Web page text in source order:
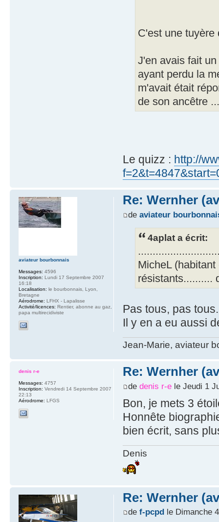
C'est une tuyère
J'en avais fait
ayant perdu la
m'avait était
de son ancêtre
Le quizz : http://
Re: Wernher
de aviateur
4aplat a écrit:
MicheL
résistants..........
Pas tous, pas tous.
Il y en a eu aussi
Jean-Marie, aviateur
aviateur bourbonnais
Messages: 4596
Inscription: Lundi 17 Septembre 2007
16:18
Localisation: le bourbonnais, Lyon,
Bretagne
Aérodrome: LFHX - Lapalisse
Activité/licences: Rentier, abonne au gaz,
papa multirecidiviste
Re: Wernher
de denis r-ele Jeudi 1
Bon, je mets 3
Honnête
bien écrit, sans
Denis
denis r-e
Messages: 4757
Inscription: Vendredi 14 Septembre 2007
22:13
Aérodrome: LFGS
Re: Wernher
de f-pcpdle Dimanche